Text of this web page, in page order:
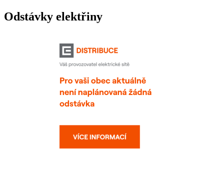
Odstávky elektřiny